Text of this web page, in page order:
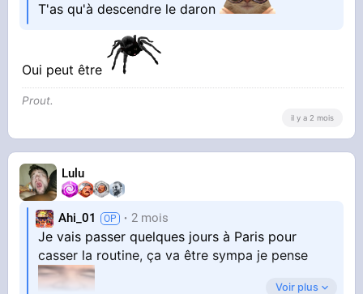
T'as qu'à descendre le daron
Oui peut être
Prout.
il y a 2 mois
Lulu
Ahi_01 2 mois
Je vais passer quelques jours à Paris pour
casser la routine, ça va être sympa je pense
Voir plus